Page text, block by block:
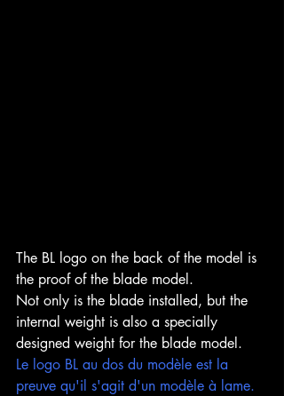
The BL logo on the back of the model is
the proof of the blade model.
Not only is the blade installed, but the
internal weight is also a specially
designed weight for the blade model.
Le logo BL au dos du modèle est la
preuve qu'il s'agit d'un modèle à lame.